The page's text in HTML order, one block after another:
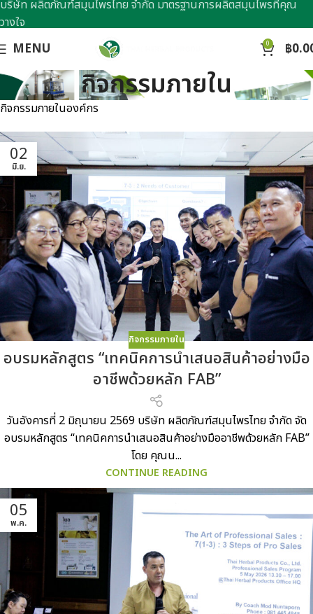
MENU 0 ฿
กิจกรรมภายใน
กิจกรรมภายในองค์กร
02
มิ.ย.
กิจกรรมภายใน
อบรมหลักสูตร “เทคนิคการนำเสนอสินค้าอย่างมือ
อาชีพด้วยหลัก FAB”
วันอังคารที่ 2 มิถุนายน 2569 บริษัท ผลิตภัณฑ์สมุนไพรไทย จำกัด จัด
อบรมหลักสูตร “เทคนิคการนำเสนอสินค้าอย่างมืออาชีพด้วยหลัก FAB”
โดย คุณน...
CONTINUE READING
05
พ.ค.
บริษัท ผลิตภัณฑ์สมุนไพรไทย จำกัด มาตรฐานการผลิตสมุนไพรที่คุณ
วางใจ